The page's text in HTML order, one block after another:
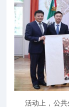
活动上，公共